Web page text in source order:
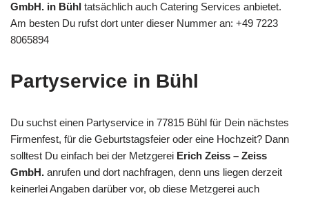
GmbH. in Bühl tatsächlich auch Catering Services anbietet.
Am besten Du rufst dort unter dieser Nummer an: +49 7223
8065894
Partyservice in Bühl
Du suchst einen Partyservice in 77815 Bühl für Dein nächstes
Firmenfest, für die Geburtstagsfeier oder eine Hochzeit? Dann
solltest Du einfach bei der Metzgerei Erich Zeiss – Zeiss
GmbH. anrufen und dort nachfragen, denn uns liegen derzeit
keinerlei Angaben darüber vor, ob diese Metzgerei auch